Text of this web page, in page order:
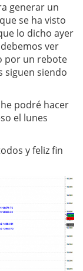
generar un
se ha visto
lo dicho ayer
ver
por un rebote
siguen siendo
podré hacer
el lunes
y feliz fin